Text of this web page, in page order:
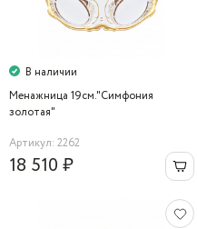
В наличии
Менажница 19см."Симфония
золотая"
Артикул: 2262
18 510 ₽